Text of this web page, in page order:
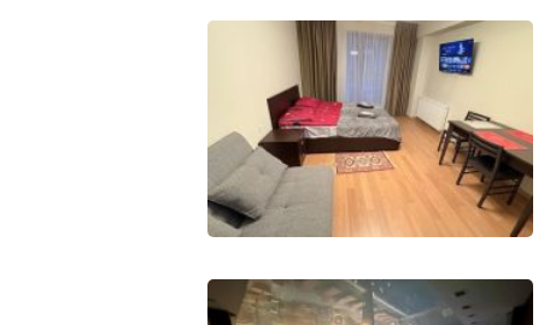
Мобильная связь
Безопасность